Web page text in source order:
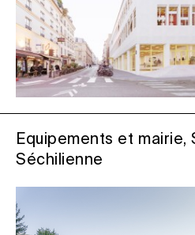
Equipements et mairie,
Séchilienne